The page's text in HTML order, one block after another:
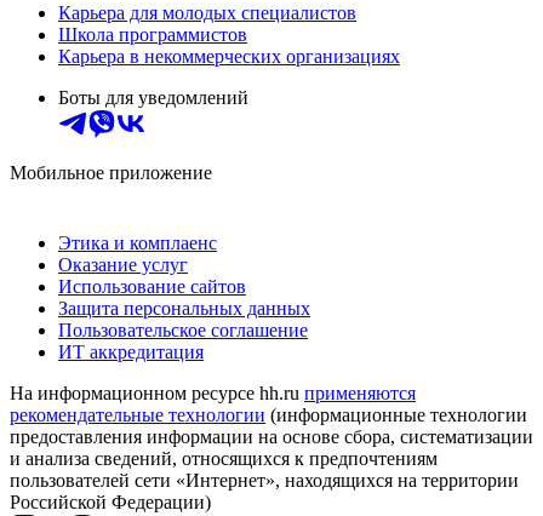
Карьера для молодых специалистов
Школа программистов
Карьера в некоммерческих организациях
Боты для уведомлений
Мобильное приложение
Этика и комплаенс
Оказание услуг
Использование сайтов
Защита персональных данных
Пользовательское соглашение
ИТ аккредитация
На информационном ресурсе hh.ru применяются
рекомендательные технологии (информационные технологии
предоставления информации на основе сбора, систематизации
и анализа сведений, относящихся к предпочтениям
пользователей сети «Интернет», находящихся на территории
Российской Федерации)